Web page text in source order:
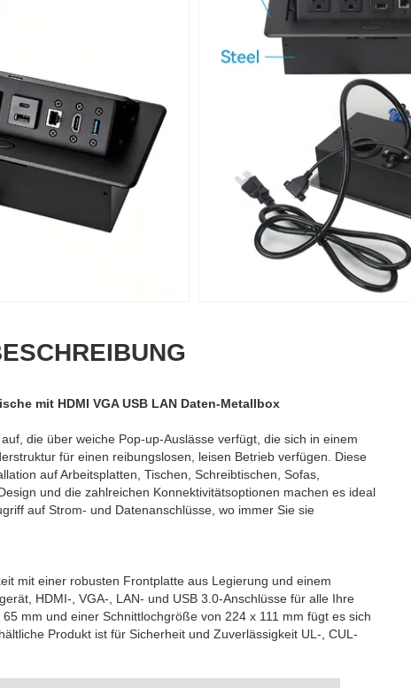
mit HDMI VGA USB LAN Daten-Metallbox
die über weiche Pop-up-Auslässe verfügt, die sich in einem
für einen reibungslosen, leisen Betrieb verfügen. Diese
auf Arbeitsplatten, Tischen, Schreibtischen, Sofas,
und die zahlreichen Konnektivitätsoptionen machen es ideal
auf Strom- und Datenanschlüsse, wo immer Sie sie
mit einer robusten Frontplatte aus Legierung und einem
HDMI-, VGA-, LAN- und USB 3.0-Anschlüsse für alle Ihre
mm und einer Schnittlochgröße von 224 x 111 mm fügt es sich
Produkt ist für Sicherheit und Zuverlässigkeit UL-, CUL-